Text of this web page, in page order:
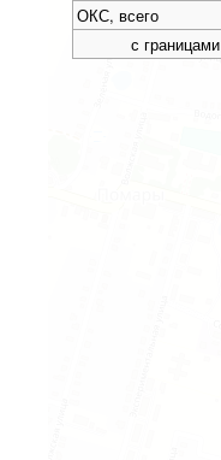
ОКС, всего
с границами